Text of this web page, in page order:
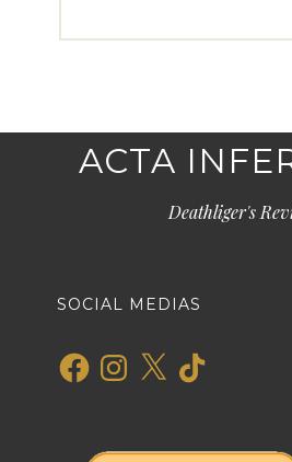
ACTA
Deathliger's
SOCIAL MEDIAS
FacebookInstagram
X TikTok